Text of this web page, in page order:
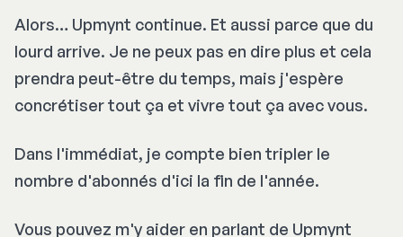
Alors… Upmynt continue. Et aussi parce que du
lourd arrive. Je ne peux pas en dire plus et cela
prendra peut-être du temps, mais j'espère
concrétiser tout ça et vivre tout ça avec vous.
Dans l'immédiat, je compte bien tripler le
nombre d'abonnés d'ici la fin de l'année.
Vous pouvez m'y aider en parlant de Upmynt